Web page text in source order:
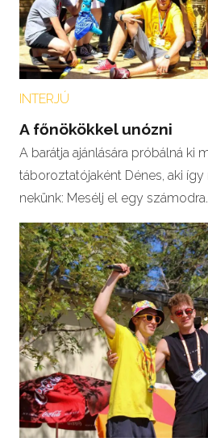
INTERJÚ
A főnökökkel unózni
A barátja ajánlására próbálná ki
táboroztatójaként Dénes, aki
nekünk: Mesélj el egy